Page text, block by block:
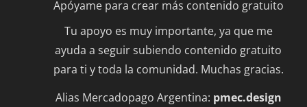
Apóyame para crear más contenido gratuito
Tu apoyo es muy importante, ya que me
ayuda a seguir subiendo contenido gratuito
para ti y toda la comunidad. Muchas gracias.
Alias Mercadopago Argentina: pmec.design